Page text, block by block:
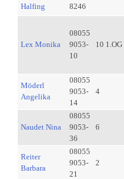
Halfing
8246
Lex Monika
08055
9053-
10
10 1.OG
Möderl
Angelika
08055
9053-
14
4
Naudet Nina
08055
9053-
36
6
Reiter
Barbara
08055
9053-
21
2